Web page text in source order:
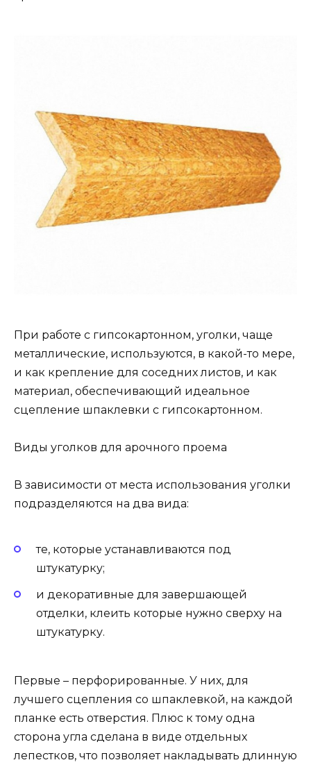
При работе с гипсокартонном, уголки, чаще
металлические, используются, в какой-то мере,
и как крепление для соседних листов, и как
материал, обеспечивающий идеальное
сцепление шпаклевки с гипсокартонном.
Виды уголков для арочного проема
В зависимости от места использования уголки
подразделяются на два вида:
те, которые устанавливаются под
штукатурку;
и декоративные для завершающей
отделки, клеить которые нужно сверху на
штукатурку.
Первые – перфорированные. У них, для
лучшего сцепления со шпаклевкой, на каждой
планке есть отверстия. Плюс к тому одна
сторона угла сделана в виде отдельных
лепестков, что позволяет накладывать длинную